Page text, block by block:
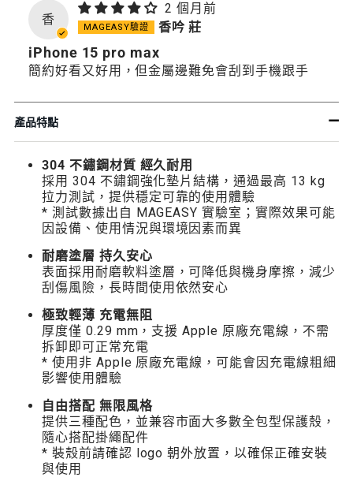
香
2 個月前
香吟 莊
iPhone 15 pro max
簡約好看又好用，但金屬邊難免會刮到手機跟手
產品特點
304 不鏽鋼材質 經久耐用
採用 304 不鏽鋼強化墊片結構，通過最高 13 kg
拉力測試，提供穩定可靠的使用體驗
* 測試數據出自 MAGEASY 實驗室；實際效果可能
因設備、使用情況與環境因素而異
耐磨塗層 持久安心
表面採用耐磨軟料塗層，可降低與機身摩擦，減少
刮傷風險，長時間使用依然安心
極致輕薄 充電無阻
厚度僅 0.29 mm，支援 Apple 原廠充電線，不需
拆卸即可正常充電
* 使用非 Apple 原廠充電線，可能會因充電線粗細
影響使用體驗
自由搭配 無限風格
提供三種配色，並兼容市面大多數全包型保護殼，
隨心搭配掛繩配件
* 裝殼前請確認 logo 朝外放置，以確保正確安裝
與使用